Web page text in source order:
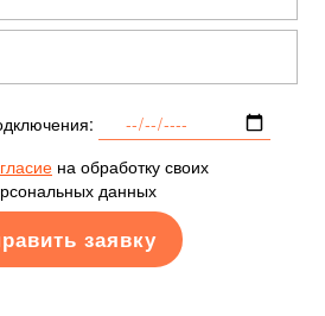
на обработку своих
данных